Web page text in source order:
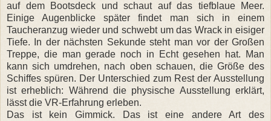
auf dem Bootsdeck und schaut auf das tiefblaue Meer.
Einige Augenblicke später findet man sich in einem
Taucheranzug wieder und schwebt um das Wrack in eisiger
Tiefe. In der nächsten Sekunde steht man vor der Großen
Treppe, die man gerade noch in Echt gesehen hat. Man
kann sich umdrehen, nach oben schauen, die Größe des
Schiffes spüren. Der Unterschied zum Rest der Ausstellung
ist erheblich: Während die physische Ausstellung erklärt,
lässt die VR-Erfahrung erleben.
Das ist kein Gimmick. Das ist eine andere Art des